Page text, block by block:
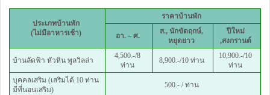
ประเภทบ้านพัก
(ไม่มีอาหารเช้า)
ราคาบ้านพัก
อา. – ศ.
ส., นักขัตฤกษ์,
หยุดยาว
ปีใหม่
,สงกรานต์
บ้านลัดฟ้า หัวหิน พูลวิลล่า
4,500.-/8
ท่าน
8,900.-/10 ท่าน
10,900.-/10
ท่าน
บุคคลเสริม (เสริมได้ 10 ท่าน
มีที่นอนเสริม)
500.- / ท่าน